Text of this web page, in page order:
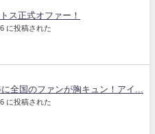
ス正式オファー！
に投稿された
全国のファンが胸キュン！アイ...
に投稿された